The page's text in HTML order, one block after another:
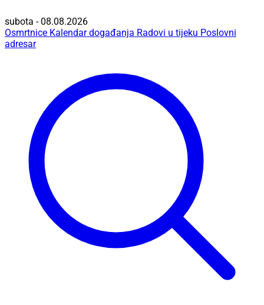
subota - 08.08.2026
Osmrtnice Kalendar događanja Radovi u tijeku Poslovni
adresar